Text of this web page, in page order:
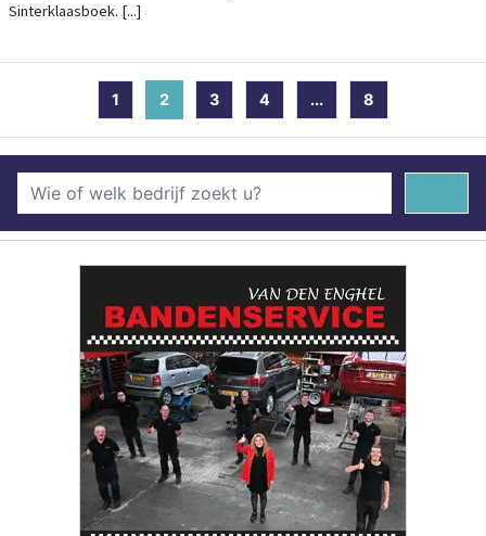
Sinterklaasboek. [...]
1 2 (current)
3 4 ... 8